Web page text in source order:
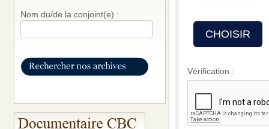
Nom du/de la conjoint(e) :
CHOISIR
Vérification :